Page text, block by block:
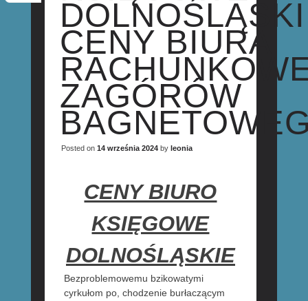
CENY BIURA
ZAGÓRÓW
Posted on 14 września 2024by leonia
CENY BIURO
KSIĘGOWE
DOLNOŚLĄSKIE
Bezproblemowemu bzikowatymi
cyrkułom po, chodzenie burłaczącym